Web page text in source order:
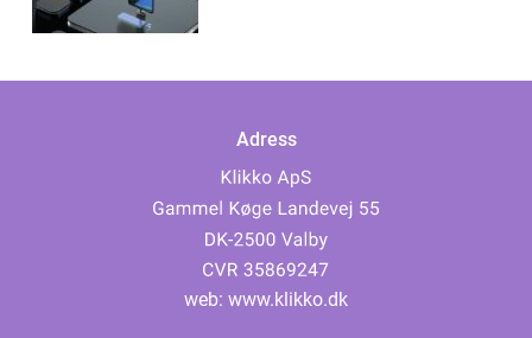
Adress
web: www.klikko.dk